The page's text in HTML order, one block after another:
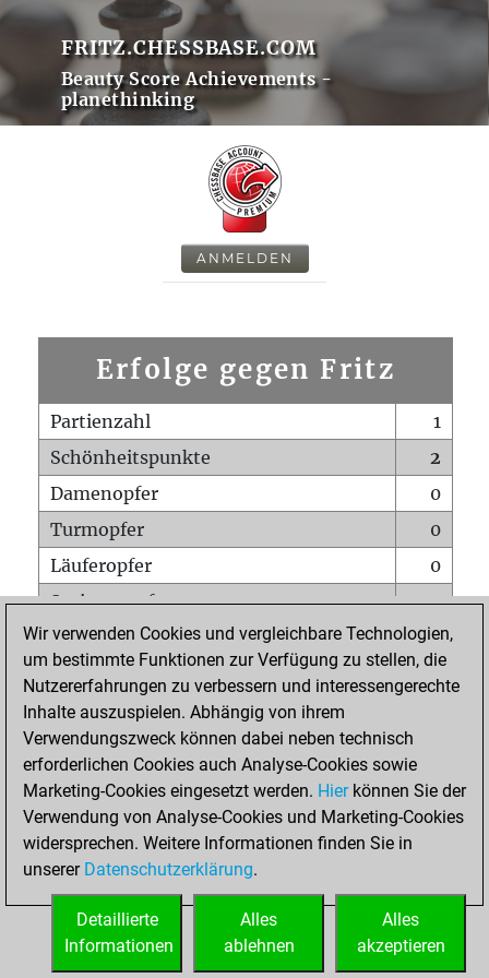
FRITZ.CHESSBASE.COM
Beauty Score Achievements -
planethinking
ANMELDEN
Erfolge gegen Fritz
Partienzahl
1
Schönheitspunkte
2
Damenopfer
0
Turmopfer
0
Läuferopfer
0
Springeropfer
0
Bauernopfer
0
Matt auf vollem Brett
0
Bauer setzt Matt
Erstickte Matts
Unterverwandlungen
0
Türme auf der siebten
0
STARTSEITE
Wir verwenden Cookies und vergleichbare Technologien,
um bestimmte Funktionen zur Verfügung zu stellen, die
Nutzererfahrungen zu verbessern und interessengerechte
Inhalte auszuspielen. Abhängig von ihrem
Verwendungszweck können dabei neben technisch
erforderlichen Cookies auch Analyse-Cookies sowie
Marketing-Cookies eingesetzt werden. Hierkönnen Sie der
Verwendung von Analyse-Cookies und Marketing-Cookies
widersprechen. Weitere Informationen finden Sie in
unserer Datenschutzerklärung.
Alles
akzeptieren
Alles
ablehnen
Detaillierte
Informationen